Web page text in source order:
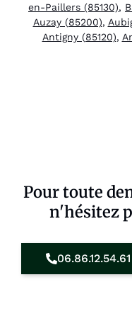
en-Paillers (85130),
Auzay (85200),
Antigny (85120),
Pour toute
n'hésitez
06.86.12.54.61